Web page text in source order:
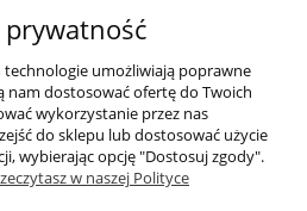
koszyka
Pomoc
prywatność
technologie umożliwiają poprawne
nam dostosować ofertę do Twoich
wykorzystanie przez nas
do sklepu lub dostosować użycie
wybierając opcję "Dostosuj zgody".
w naszej Polityce